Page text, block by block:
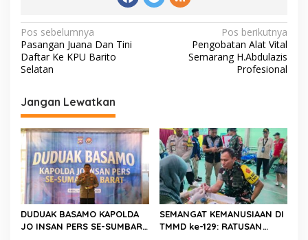
N
a
v
i
g
a
s
i
p
o
s
Pos sebelumnya
Pasangan Juana Dan Tini
Daftar Ke KPU Barito
Selatan
Pos berikutnya
Pengobatan Alat Vital
Semarang H.Abdulazis
Profesional
Jangan Lewatkan
DUDUAK BASAMO KAPOLDA
JO INSAN PERS SE-SUMBAR,
SEMANGAT KEMANUSIAAN DI
TMMD ke-129: RATUSAN